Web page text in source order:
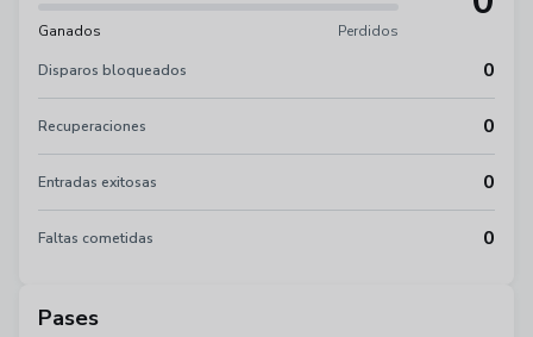
Ganados Perdidos
Disparos bloqueados 0
Recuperaciones 0
Entradas exitosas 0
Faltas cometidas 0
Pases